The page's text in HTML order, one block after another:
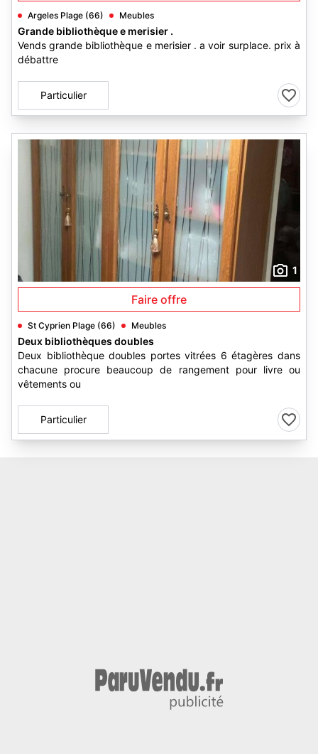
Argeles Plage (66) Meubles
Grande bibliothèque e merisier .
Vends grande bibliothèque e merisier . a voir surplace. prix à
débattre
Particulier
1
Faire offre
St Cyprien Plage (66) Meubles
Deux bibliothèques doubles
Deux bibliothèque doubles portes vitrées 6 étagères dans
chacune procure beaucoup de rangement pour livre ou
vêtements ou
Particulier